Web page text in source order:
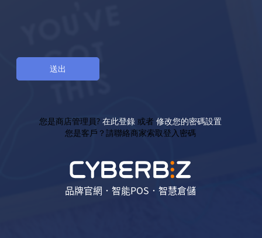
您是商店管理員? 在此登錄 或者 修改您的密碼設置
您是客戶？請聯絡商家索取登入密碼